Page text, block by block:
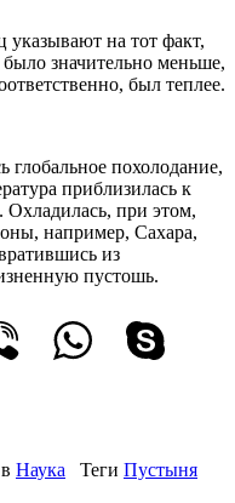
указывают на тот факт,
было значительно меньше,
был теплее.
глобальное похолодание,
приблизилась к
Охладилась, при этом,
например, Сахара,
из
пустошь.
Наука Теги Пустыня